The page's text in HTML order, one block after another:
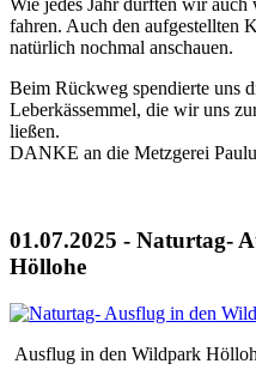
Wie jedes Jahr durften wir
fahren. Auch den aufgestellten
natürlich nochmal anschauen.
Beim Rückweg spendierte uns
Leberkässemmel, die wir uns
ließen.
DANKE an die Metzgerei
01.07.2025 - Naturtag-
Höllohe
Ausflug in den Wildpark